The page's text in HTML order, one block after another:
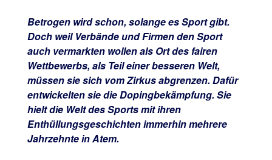
Betrogen wird schon, solange es Sport gibt.
Doch weil Verbände und Firmen den Sport
auch vermarkten wollen als Ort des fairen
Wettbewerbs, als Teil einer besseren Welt,
müssen sie sich vom Zirkus abgrenzen. Dafür
entwickelten sie die Dopingbekämpfung. Sie
hielt die Welt des Sports mit ihren
Enthüllungsgeschichten immerhin mehrere
Jahrzehnte in Atem.